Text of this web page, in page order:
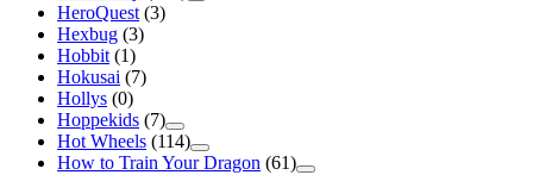
HeroQuest (3)
Hexbug (3)
Hobbit (1)
Hokusai (7)
Hollys (0)
Hoppekids (7)
Hot Wheels (114)
How to Train Your Dragon (61)